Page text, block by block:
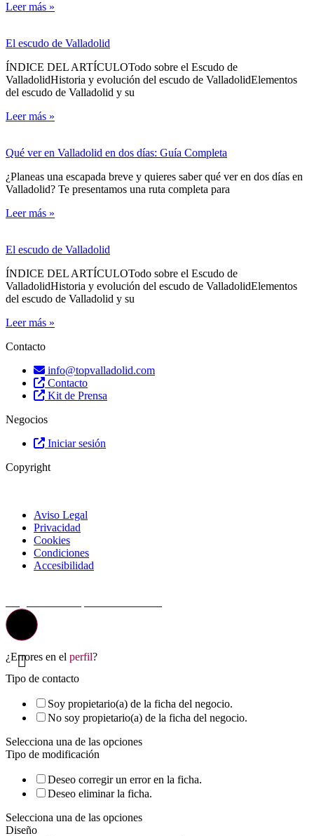
Leer más »
El escudo de Valladolid
ÍNDICE DEL ARTÍCULOTodo sobre el Escudo de
ValladolidHistoria y evolución del escudo de ValladolidElementos
del escudo de Valladolid y su
Leer más »
Qué ver en Valladolid en dos días: Guía Completa
¿Planeas una escapada breve y quieres saber qué ver en dos días en
Valladolid? Te presentamos una ruta completa para
Leer más »
El escudo de Valladolid
ÍNDICE DEL ARTÍCULOTodo sobre el Escudo de
ValladolidHistoria y evolución del escudo de ValladolidElementos
del escudo de Valladolid y su
Leer más »
Contacto
info@topvalladolid.com
Contacto
Kit de Prensa
Negocios
Iniciar sesión
Copyright
Aviso Legal
Privacidad
Cookies
Condiciones
Accesibilidad
¿Errores en el perfil?
Tipo de contacto
Soy propietario(a) de la ficha del negocio.
No soy propietario(a) de la ficha del negocio.
Selecciona una de las opciones
Tipo de modificación
Deseo corregir un error en la ficha.
Deseo eliminar la ficha.
Selecciona una de las opciones
Diseño